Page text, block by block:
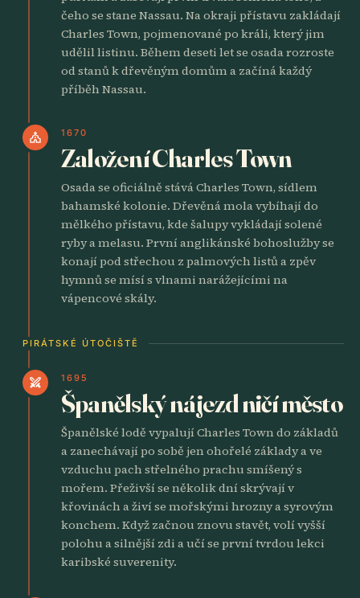
čeho se stane Nassau. Na okraji přístavu zakládají
Charles Town, pojmenované po králi, který jim
udělil listinu. Během deseti let se osada rozroste
od stanů k dřevěným domům a začíná každý
příběh Nassau.
church 1670
Založení Charles Town
Osada se oficiálně stává Charles Town, sídlem
bahamské kolonie. Dřevěná mola vybíhají do
mělkého přístavu, kde šalupy vykládají solené
ryby a melasu. První anglikánské bohoslužby se
konají pod střechou z palmových listů a zpěv
hymnů se mísí s vlnami narážejícími na
vápencové skály.
PIRÁTSKÉ ÚTOČIŠTĚ
swords 1695
Španělský nájezd ničí město
Španělské lodě vypalují Charles Town do základů
a zanechávají po sobě jen ohořelé základy a ve
vzduchu pach střelného prachu smíšený s
mořem. Přeživší se několik dní skrývají v
křovinách a živí se mořskými hrozny a syrovým
konchem. Když začnou znovu stavět, volí vyšší
polohu a silnější zdi a učí se první tvrdou lekci
karibské suverenity.